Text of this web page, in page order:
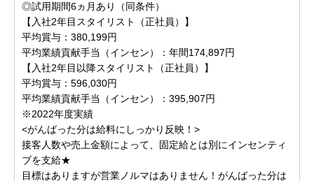
◎試用期間6ヵ月あり（同条件）
【入社2年目スタイリスト（正社員）】
平均賞与：380,199円
平均業績貢献手当（インセン）：年間174,897円
【入社2年目以降スタイリスト（正社員）】
平均賞与：596,030円
平均業績貢献手当（インセン）：395,907円
※2022年度実績
<がんばった分は給料にしっかり反映！>
接客人数や売上金額によって、固定給とは別にインセンティ
ブを支給★
目標はありますが営業ノルマはありません！がんばった分は